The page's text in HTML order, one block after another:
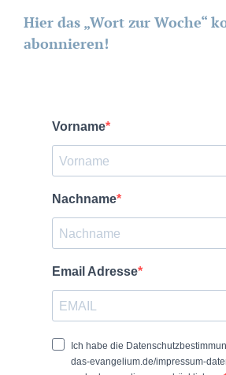
Hier das „Wort zur Woche“
abonnieren!